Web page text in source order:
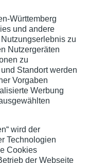
die notwendige
Die Aufsicht
Sitemap